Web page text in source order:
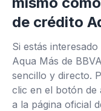
de crédito
Si estás
Aqua Más de
sencillo y directo.
clic en el botón de
a la página oficial